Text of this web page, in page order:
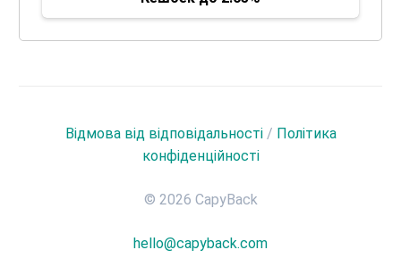
Відмова від відповідальності/ Політика
конфіденційності
© 2026 CapyBack
hello@capyback.com